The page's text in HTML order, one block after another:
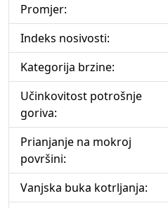
Promjer:
Indeks nosivosti:
Kategorija brzine:
Učinkovitost potrošnje
goriva:
Prianjanje na mokroj
površini:
Vanjska buka kotrljanja: